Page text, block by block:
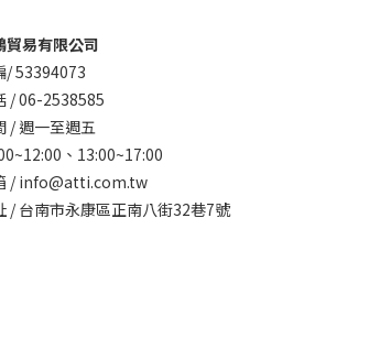
貿易有限公司
/ 53394073
/ 06-2538585
/ 週一至週五
、 13:00~17:00
/ info@atti.com.tw
/ 台南市永康區正南八街32巷7號